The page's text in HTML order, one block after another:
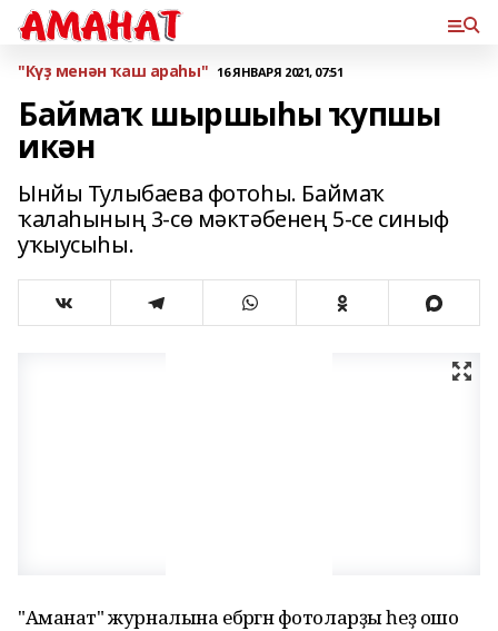
"Күҙ менән ҡаш араһы" 16 ЯНВАРЯ 2021, 07:51
Баймаҡ шыршыһы ҡупшы
икән
Ынйы Тулыбаева фотоһы. Баймаҡ
ҡалаһының 3-сө мәктәбенең 5-се синыф
уҡыусыһы.
"Аманат" журналына ебәргән фотоларҙы һеҙ ошо